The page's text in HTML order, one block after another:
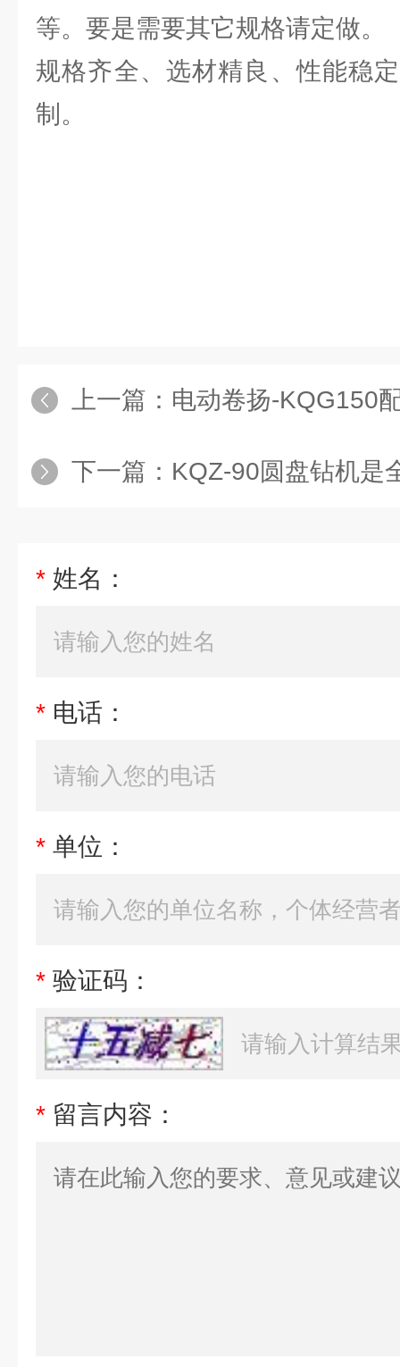
等。要是需要其它规格请定做。
规格齐全、选材精良、性能稳
制。
上一篇： 电动卷扬-KQG150配
下一篇： KQZ-90圆盘钻机是全气
* 姓名：
* 电话：
* 单位：
* 验证码：
* 留言内容：